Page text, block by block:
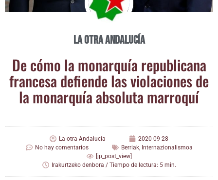
La otra Andalucía
De cómo la monar­quía repu­bli­ca­na
fran­ce­sa defien­de las vio­la­cio­nes de
la monar­quía abso­lu­ta marroquí
La otra Andalucía
2020-09-28
No hay comentarios
Berriak, Internazionalismoa
[jp_post_view]
Irakurtzeko denbora / Tiempo de lectura: 5 min.